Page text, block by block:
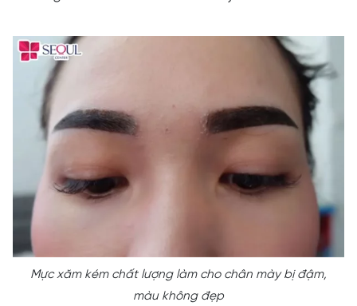
Mực xăm kém chất lượng làm cho chân mày bị đậm,
màu không đẹp